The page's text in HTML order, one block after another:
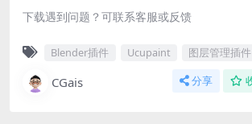
下载遇到问题？可联系客服或反馈
Blender插件 Ucupaint 图层管理插件
CGais 分享